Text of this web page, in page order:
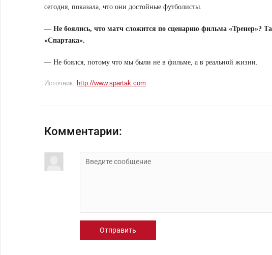
сегодня, показала, что они достойные футболисты.
— Не боялись, что матч сложится по сценарию фильма «Тренер»?
«Спартака».
— Не боялся, потому что мы были не в фильме, а в реальной жизни.
Источник: http://www.spartak.com
Комментарии:
Отправить